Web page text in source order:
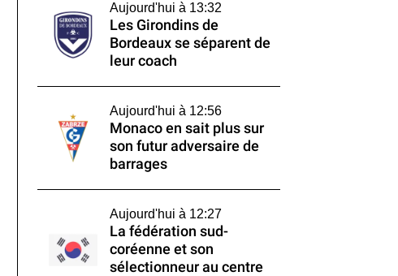
Aujourd'hui à 13:32
Les Girondins de
Bordeaux se séparent de
leur coach
Aujourd'hui à 12:56
Monaco en sait plus sur
son futur adversaire de
barrages
Aujourd'hui à 12:27
La fédération sud-
coréenne et son
sélectionneur au centre